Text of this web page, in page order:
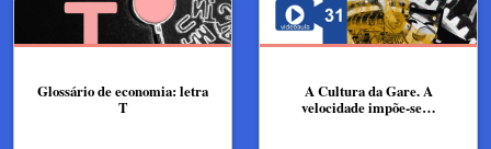
Glossário de economia: letra
T
A Cultura da Gare. A
velocidade impõe-se​​…